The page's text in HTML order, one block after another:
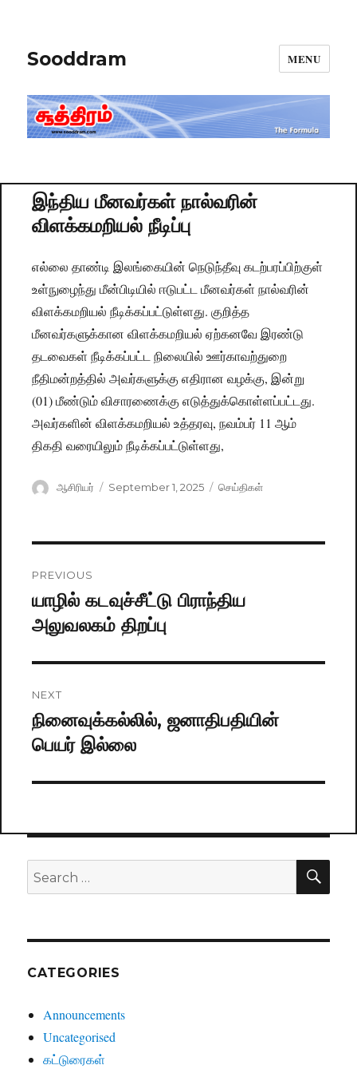
Sooddram MENU
இந்திய மீனவர்கள் நால்வரின்
விளக்கமறியல் நீடிப்பு
எல்லை தாண்டி இலங்கையின் நெடுந்தீவு கடற்பரப்பிற்குள்
உள்நுழைந்து மீன்பிடியில் ஈடுபட்ட மீனவர்கள் நால்வரின்
விளக்கமறியல் நீடிக்கப்பட்டுள்ளது. குறித்த
மீனவர்களுக்கான விளக்கமறியல் ஏற்கனவே இரண்டு
தடவைகள் நீடிக்கப்பட்ட நிலையில் ஊர்காவற்துறை
நீதிமன்றத்தில் அவர்களுக்கு எதிரான வழக்கு, இன்று
(01) மீண்டும் விசாரணைக்கு எடுத்துக்கொள்ளப்பட்டது.
அவர்களின் விளக்கமறியல் உத்தரவு, நவம்பர் 11 ஆம்
திகதி வரையிலும் நீடிக்கப்பட்டுள்ளது,
Author
ஆசிரியர்
Posted
September 1, 2025 Categories
செய்திகள்
navigation
PREVIOUS
Previous
post:
யாழில் கடவுச்சீட்டு பிராந்திய
அலுவலகம் திறப்பு
NEXT
Next
post:
நினைவுக்கல்லில், ஜனாதிபதியின்
பெயர் இல்லை
Search
for:
CATEGORIES
Announcements
Uncategorised
கட்டுரைகள்